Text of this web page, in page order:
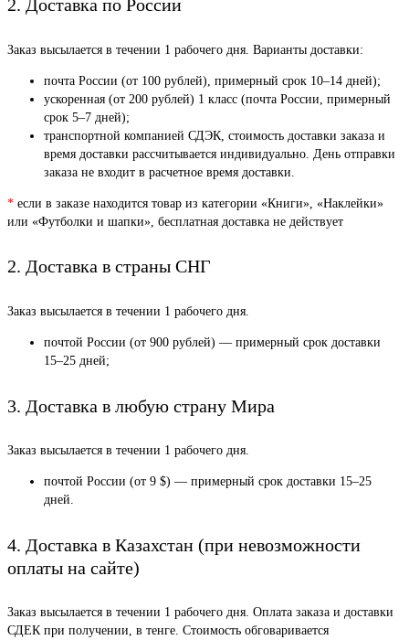
2. Доставка по России
Заказ высылается в течении 1 рабочего дня. Варианты доставки:
почта России (от 100 рублей), примерный срок 10–14 дней);
ускоренная (от 200 рублей) 1 класс (почта России, примерный
срок 5–7 дней);
транспортной компанией СДЭК, стоимость доставки заказа и
время доставки рассчитывается индивидуально. День отправки
заказа не входит в расчетное время доставки.
* если в заказе находится товар из категории «Книги», «Наклейки»
или «Футболки и шапки», бесплатная доставка не действует
2. Доставка в страны СНГ
Заказ высылается в течении 1 рабочего дня.
почтой России (от 900 рублей) — примерный срок доставки
15–25 дней;
3. Доставка в любую страну Мира
Заказ высылается в течении 1 рабочего дня.
почтой России (от 9 $) — примерный срок доставки 15–25
дней.
4. Доставка в Казахстан (при невозможности
оплаты на сайте)
Заказ высылается в течении 1 рабочего дня. Оплата заказа и доставки
СДЕК при получении, в тенге. Стоимость обговаривается